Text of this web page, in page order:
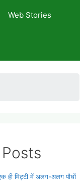
Web Stories
ही मिट्टी में अलग-अलग पौधों